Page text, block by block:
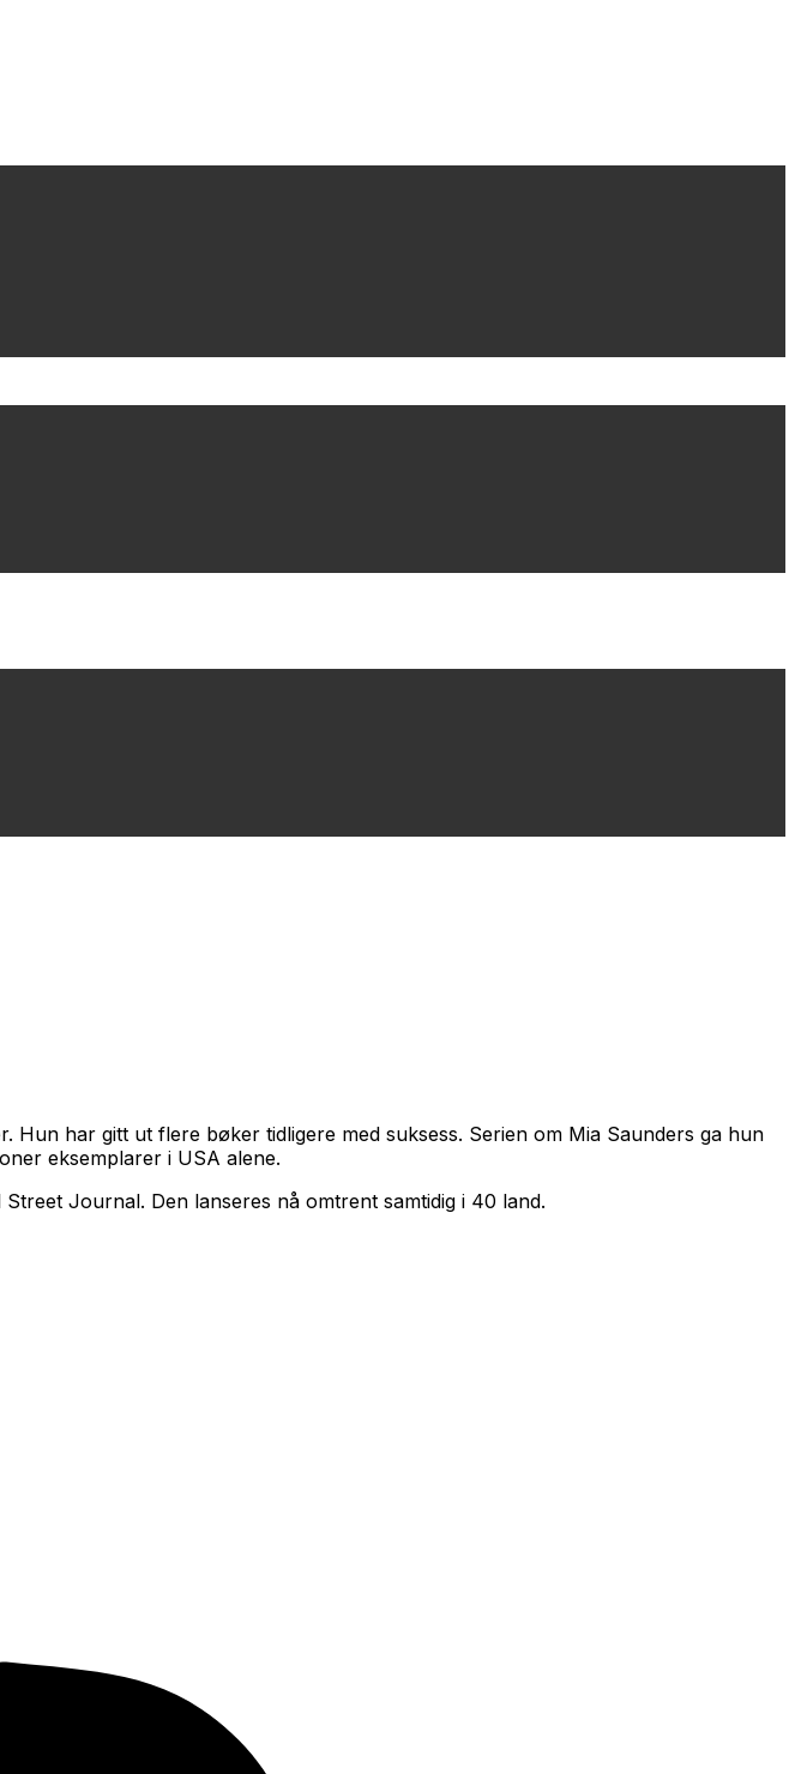
har gitt ut flere bøker tidligere med suksess. Serien om Mia Saunders ga hun
eksemplarer i USA alene.
Journal. Den lanseres nå omtrent samtidig i 40 land.